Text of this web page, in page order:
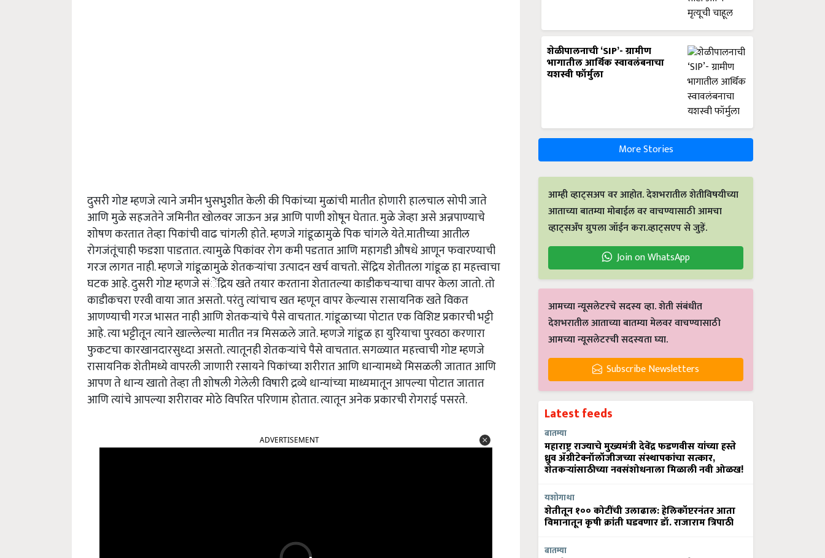
दुसरी गोष्ट म्हणजे त्याने जमीन भुसभुशीत केली की पिकांच्या मुळांची मातीत होणारी हालचाल सोपी जाते
आणि मुळे सहजतेने जमिनीत खोलवर जाऊन अन्न आणि पाणी शोषून घेतात. मुळे जेव्हा असे अन्नपाण्याचे
शोषण करतात तेव्हा पिकांची वाढ चांगली होते. म्हणजे गांडूळामुळे पिक चांगले येते.मातीच्या आतील
रोगजंतूंचाही फडशा पाडतात. त्यामुळे पिकांवर रोग कमी पडतात आणि महागडी औषधे आणून फवारण्याची
गरज लागत नाही. म्हणजे गांडूळामुळे शेतकर्‍यांचा उत्पादन खर्च वाचतो. सेंद्रिय शेतीतला गांडूळ हा महत्त्वाचा
घटक आहे. दुसरी गोष्ट म्हणजे संेंद्रिय खते तयार करताना शेतातल्या काडीकचर्‍याचा वापर केला जातो. तो
काडीकचरा एरवी वाया जात असतो. परंतु त्यांचाच खत म्हणून वापर केल्यास रासायनिक खते विकत
आणण्याची गरज भासत नाही आणि शेतकर्‍यांचे पैसे वाचतात. गांडूळाच्या पोटात एक विशिष्ट प्रकारची भट्टी
आहे. त्या भट्टीतून त्याने खाल्लेल्या मातीत नत्र मिसळले जाते. म्हणजे गांडूळ हा युरियाचा पुरवठा करणारा
फुकटचा कारखानदारसुध्दा असतो. त्यातूनही शेतकर्‍यांचे पैसे वाचतात. सगळ्यात महत्त्वाची गोष्ट म्हणजे
रासायनिक शेतीमध्ये वापरली जाणारी रसायने पिकांच्या शरीरात आणि धान्यामध्ये मिसळली जातात आणि
आपण ते धान्य खातो तेव्हा ती शोषली गेलेली विषारी द्रव्ये धान्यांच्या माध्यमातून आपल्या पोटात जातात
आणि त्यांचे आपल्या शरीरावर मोठे विपरित परिणाम होतात. त्यातून अनेक प्रकारची रोगराई पसरते.
शेळीपालनाची ‘SIP’- ग्रामीण
भागातील आर्थिक स्वावलंबनाचा
यशस्वी फॉर्मुला
More Stories
आम्ही व्हाट्सअप वर आहोत. देशभरातील शेतीविषयीच्या
आताच्या बातम्या मोबाईल वर वाचण्यासाठी आमचा
व्हाट्सअँप ग्रुपला जॉईन करा.व्हाट्सएप से जुड़ें.
Join on WhatsApp
आमच्या न्यूसलेटरचे सदस्य व्हा. शेती संबंधीत
देशभरातील आताच्या बातम्या मेलवर वाचण्यासाठी
आमच्या न्यूसलेटरची सदस्यता घ्या.
Subscribe Newsletters
Latest feeds
बातम्या
महाराष्ट्र राज्याचे मुख्यमंत्री देवेंद्र फडणवीस यांच्या हस्ते
ध्रुव ॲग्रीटेक्नॉलॉजीजच्या संस्थापकांचा सत्कार,
शेतकऱ्यांसाठीच्या नवसंशोधनाला मिळाली नवी ओळख!
यशोगाथा
शेतीतून १०० कोटींची उलाढाल: हेलिकॉप्टरनंतर आता
विमानातून कृषी क्रांती घडवणार डॉ. राजाराम त्रिपाठी
बातम्या